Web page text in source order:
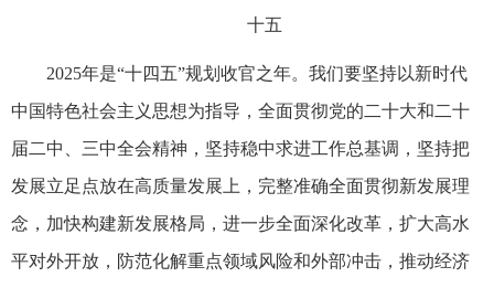
十五
2025年是“十四五”规划收官之年。我们要坚持以新时代
中国特色社会主义思想为指导，全面贯彻党的二十大和二十
届二中、三中全会精神，坚持稳中求进工作总基调，坚持把
发展立足点放在高质量发展上，完整准确全面贯彻新发展理
念，加快构建新发展格局，进一步全面深化改革，扩大高水
平对外开放，防范化解重点领域风险和外部冲击，推动经济